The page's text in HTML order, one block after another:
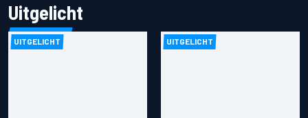
Uitgelicht
UITGELICHT UITGELICHT